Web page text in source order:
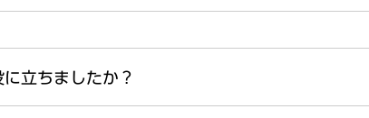
立ちましたか？